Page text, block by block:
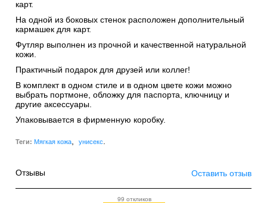
карт.
На одной из боковых стенок расположен дополнительный
кармашек для карт.
Футляр выполнен из прочной и качественной натуральной
кожи.
Практичный подарок для друзей или коллег!
В комплект в одном стиле и в одном цвете кожи можно
выбрать портмоне, обложку для паспорта, ключницу и
другие аксессуары.
Упаковывается в фирменную коробку.
Теги: Мягкая кожа, унисекс.
Отзывы Оставить отзыв
99 откликов